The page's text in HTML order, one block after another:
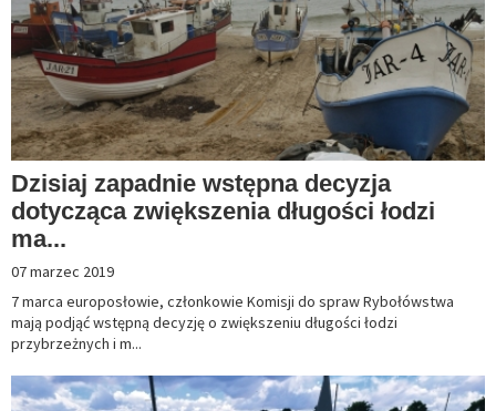
Dzisiaj zapadnie wstępna decyzja
dotycząca zwiększenia długości łodzi
ma...
07 marzec 2019
7 marca europosłowie, członkowie Komisji do spraw Rybołówstwa
mają podjąć wstępną decyzję o zwiększeniu długości łodzi
przybrzeżnych i m...